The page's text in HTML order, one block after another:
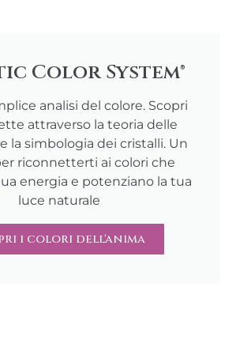
Color System®
analisi del colore. Scopri
attraverso la teoria delle
la simbologia dei cristalli. Un
riconnetterti ai colori che
energia e potenziano la tua
luce naturale
i colori dell'anima